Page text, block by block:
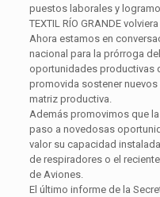
puestos laborales y
TEXTIL RÍO GRANDE
Ahora estamos en
nacional para la prórroga
oportunidades productivas
promovida sostener
matriz productiva.
Además promovimos que
paso a novedosas
valor su capacidad
de respiradores o el
de Aviones.
El último informe de la